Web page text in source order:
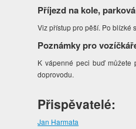
Příjezd na kole,
Viz přístup pro pěší. Po
Poznámky pro
K vápenné peci buď můžete
doprovodu.
Přispěvatelé:
Jan Harmata